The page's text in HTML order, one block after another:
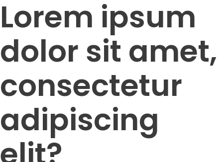
Lorem ipsum
dolor sit amet,
consectetur
adipiscing